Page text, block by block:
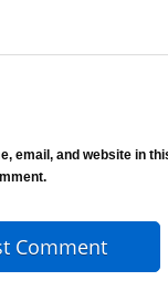
email, and website in